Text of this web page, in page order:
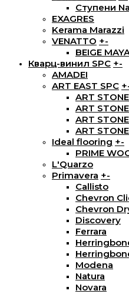
Ступени
EXAGRES
Kerama Marazzi
VENATTO +-
BEIGE
Кварц-винил SPC +-
AMADEI
ART EAST SPC +
ART
ART
ART
ART
Ideal flooring +-
PRIME
L'Quarzo
Primavera +-
Callisto
Chevron
Chevron
Discovery
Ferrara
Modena
Natura
Novara